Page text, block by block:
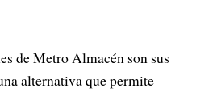
de Metro Almacén son sus
alternativa que permite